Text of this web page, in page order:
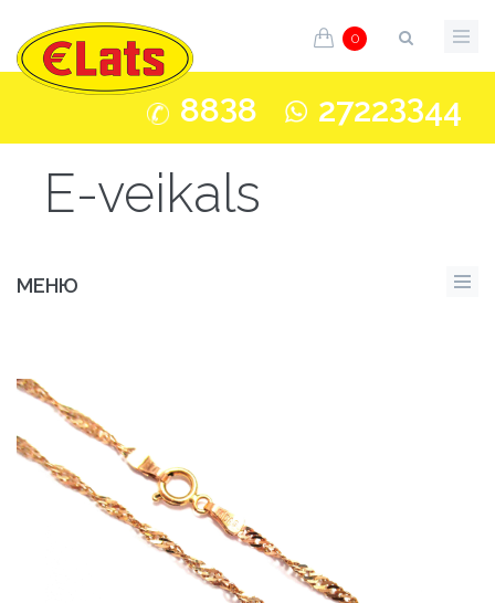
0
8838 27223344
E-veikals
МЕНЮ